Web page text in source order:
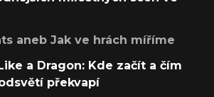
aneb Jak ve hrách míříme
a Dragon: Kde začít a čím
překvapí